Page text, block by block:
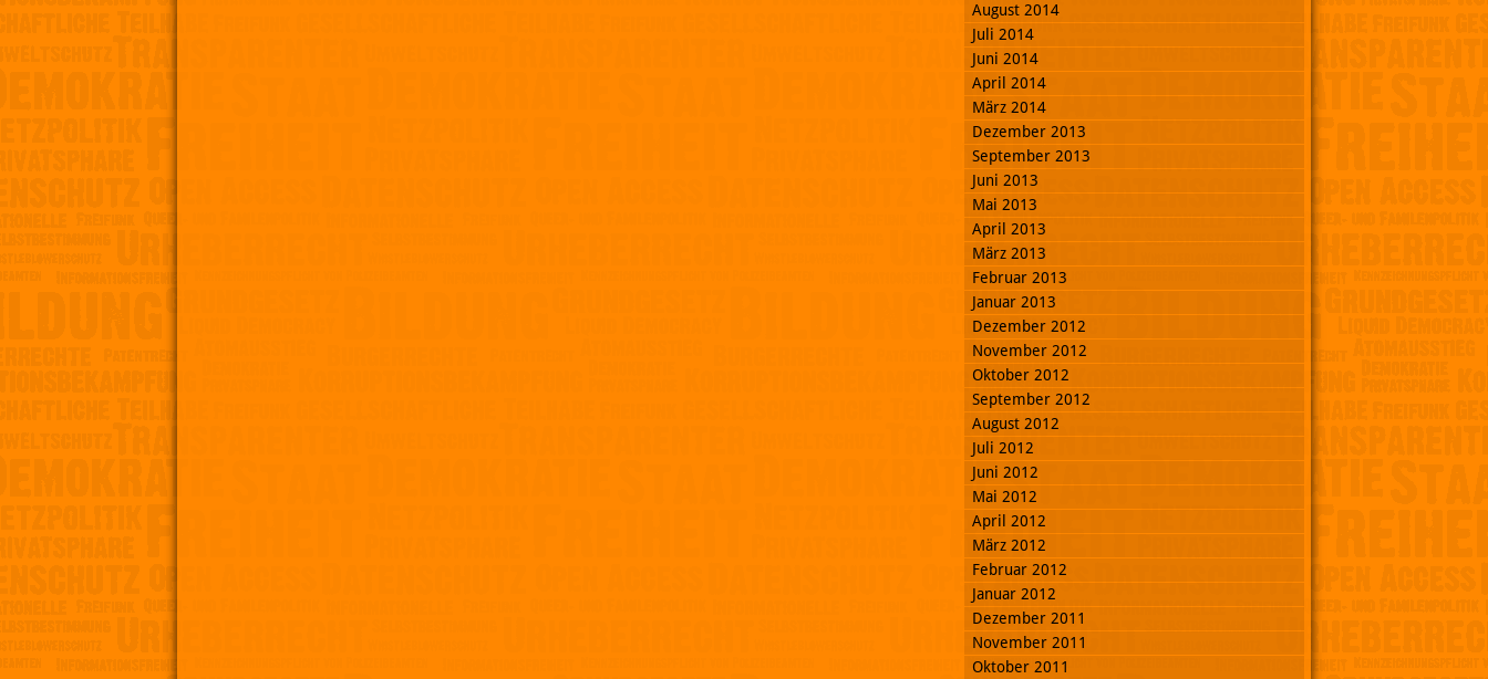
August 2014
Juli 2014
Juni 2014
April 2014
März 2014
Dezember 2013
September 2013
Juni 2013
Mai 2013
April 2013
März 2013
Februar 2013
Januar 2013
Dezember 2012
November 2012
Oktober 2012
September 2012
August 2012
Juli 2012
Juni 2012
Mai 2012
April 2012
März 2012
Februar 2012
Januar 2012
Dezember 2011
November 2011
Oktober 2011